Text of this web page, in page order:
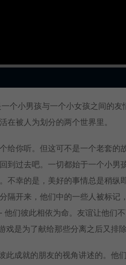
个小男孩与一个小女孩之间的友
在被人为划分的两个世界里。
给你听。但这可不是一个老套的
到过去吧。一切都始于一个小男
不幸的是，美好的事情总是稍
隔开来，他们中的一些人被标记
们彼此相依为命。友谊让他们
是为了献给那些分离之后又排除
成就的朋友的视角讲述的。他